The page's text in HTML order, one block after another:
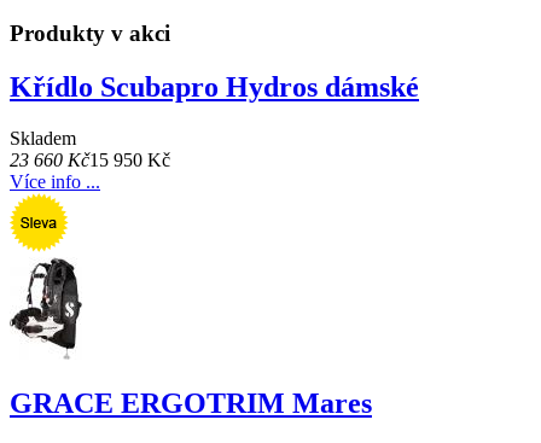
Produkty v akci
Křídlo Scubapro Hydros dámské
Skladem
23 660 Kč15 950 Kč
Více info ...
GRACE ERGOTRIM Mares